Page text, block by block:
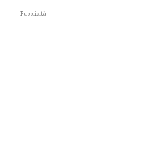
- Pubblicità -